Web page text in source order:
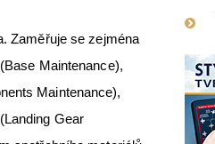
Zaměřuje se zejména
Maintenance),
Maintenance),
Gear